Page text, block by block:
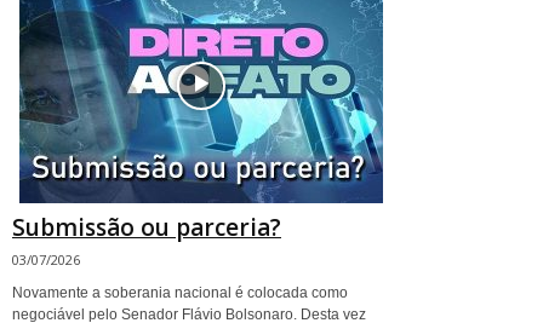
Submissão ou parceria?
03/07/2026
Novamente a soberania nacional é colocada como
negociável pelo Senador Flávio Bolsonaro. Desta vez